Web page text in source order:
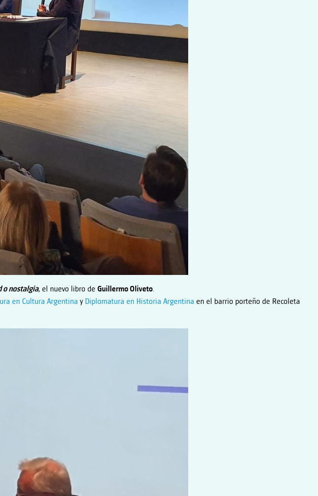
o nostalgia, el nuevo libro de Guillermo Oliveto.
en Cultura Argentina y Diplomatura en Historia Argentina en el barrio porteño de Recoleta